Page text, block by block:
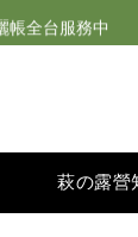
2.0 發表⚡️
全台服務中
萩の露營